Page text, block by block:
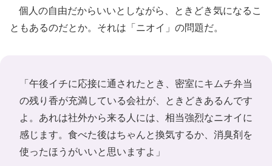
個人の自由だからいいとしながら、ときどき気になるこ
ともあるのだとか。それは「ニオイ」の問題だ。
「午後イチに応接に通されたとき、密室にキムチ弁当
の残り香が充満している会社が、ときどきあるんです
よ。あれは社外から来る人には、相当強烈なニオイに
感じます。食べた後はちゃんと換気するか、消臭剤を
使ったほうがいいと思いますよ」